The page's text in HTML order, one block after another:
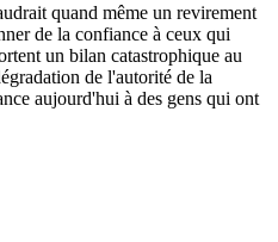
quand même un revirement
de la confiance à ceux qui
un bilan catastrophique au
de l'autorité de la
aujourd'hui à des gens qui ont